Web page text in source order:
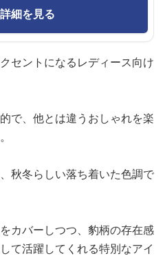
細を見る
セントになるレディース向け
で、他とは違うおしゃれを楽
秋冬らしい落ち着いた色調で
カバーしつつ、豹柄の存在感
て活躍してくれる特別なアイ